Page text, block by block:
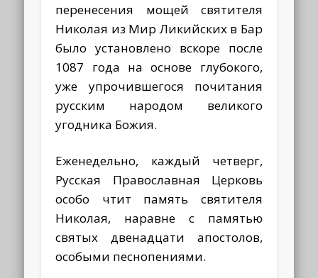
перенесения мощей святителя
Николая из Мир Ликийских в Бар
было установлено вскоре после
1087 года на основе глубокого,
уже упрочившегося почитания
русским народом великого
угодника Божия.
Еженедельно, каждый четверг,
Русская Православная Церковь
особо чтит память святителя
Николая, наравне с памятью
святых двенадцати апостолов,
особыми песнопениями.